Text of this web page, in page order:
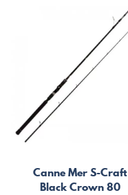
Canne Mer S-Craft
Black Crown 80